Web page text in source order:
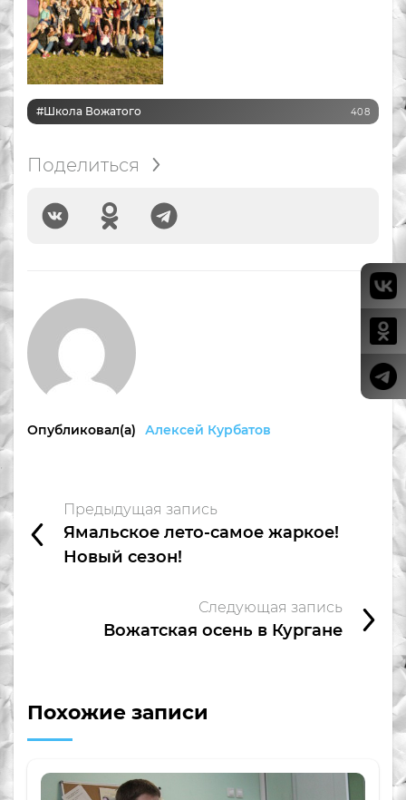
#Школа Вожатого 408
Поделиться
Опубликовал(а) Алексей Курбатов
Предыдущая запись
Ямальское лето-самое жаркое!
Новый сезон!
Следующая запись
Вожатская осень в Кургане
Похожие записи